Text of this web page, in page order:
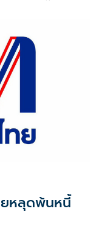
ยหลุดพ้นหนี้